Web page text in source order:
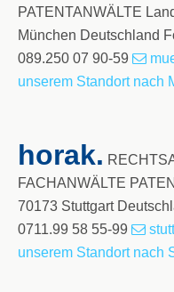
PATENTANWÄLTE
München Deutschland
089.250 07 90-59
unserem Standort nach
horak.
FACHANWÄLTE
70173 Stuttgart
0711.99 58 55-99
unserem Standort nach